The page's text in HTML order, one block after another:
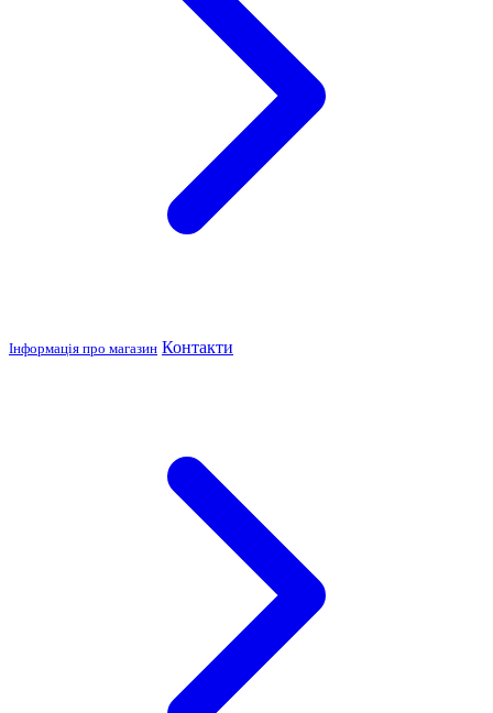
Інформація про магазин Контакти